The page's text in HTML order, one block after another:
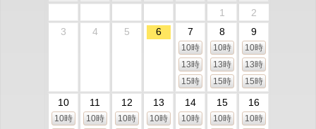
1
2
3
4 5 6 7
10時
13時
15時
8
10時
13時
15時
9
10時
13時
15時
10
10時
11
10時
12
10時
13
10時
14
10時
15
10時
16
10時